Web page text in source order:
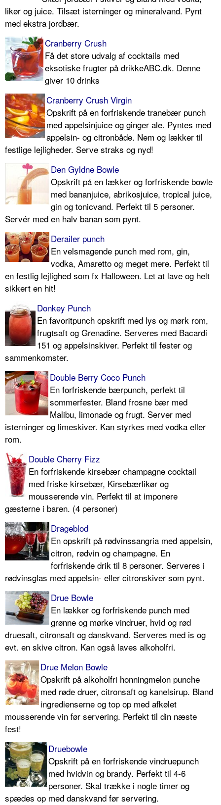
likør og juice. Tilsæt isterninger og mineralvand. Pynt
med ekstra jordbær.
Cranberry Crush
Få det store udvalg af cocktails med
eksotiske frugter på drikkeABC.dk. Denne
giver 10 drinks
Cranberry Crush Virgin
Opskrift på en forfriskende tranebær punch
med appelsinjuice og ginger ale. Pyntes med
appelsin- og citronbåde. Nem og lækker til
festlige lejligheder. Serve straks og nyd!
Den Gyldne Bowle
Opskrift på en lækker og forfriskende bowle
med bananjuice, abrikosjuice, tropical juice,
gin og tonicvand. Perfekt til 5 personer.
Servér med en halv banan som pynt.
Derailer punch
En velsmagende punch med rom, gin,
vodka, Amaretto og meget mere. Perfekt til
en festlig lejlighed som fx Halloween. Let at lave og helt
sikkert en hit!
Donkey Punch
En favoritpunch opskrift med lys og mørk rom,
frugtsaft og Grenadine. Serveres med Bacardi
151 og appelsinskiver. Perfekt til fester og
sammenkomster.
Double Berry Coco Punch
En forfriskende bærpunch, perfekt til
sommerfester. Bland frosne bær med
Malibu, limonade og frugt. Server med
isterninger og limeskiver. Kan styrkes med vodka eller
rom.
Double Cherry Fizz
En forfriskende kirsebær champagne cocktail
med friske kirsebær, Kirsebærlikør og
mousserende vin. Perfekt til at imponere
gæsterne i baren. (4 personer)
Drageblod
En opskrift på rødvinssangria med appelsin,
citron, rødvin og champagne. En
forfriskende drik til 8 personer. Serve­res i
rød­vinsglas med appel­sin- eller citronskiver som pynt.
Drue Bowle
En lækker og forfriskende punch med
grønne og mørke vindruer, hvid og rød
druesaft, citronsaft og danskvand. Serveres med is og
evt. en skive citron. Kan også laves alkoholfri.
Drue Melon Bowle
Opskrift på alkoholfri honningmelon punche
med røde druer, citronsaft og kanelsirup. Bland
ingredienserne og top op med afkølet
mousserende vin før servering. Perfekt til din næste
fest!
Druebowle
Opskrift på en forfriskende vindruepunch
med hvidvin og brandy. Perfekt til 4-6
personer. Skal trække i nogle timer og
spædes op med danskvand før servering.